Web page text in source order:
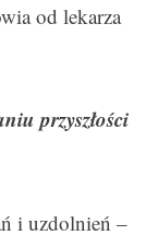
od lekarza
przyszłości
i uzdolnień –